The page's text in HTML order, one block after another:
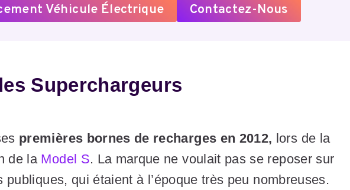
Véhicule Électrique
Contactez-Nous
Superchargeurs
premières bornes de recharges en 2012, lors de la
de la Model S. La marque ne voulait pas se reposer sur
publiques, qui étaient à l’époque très peu nombreuses.